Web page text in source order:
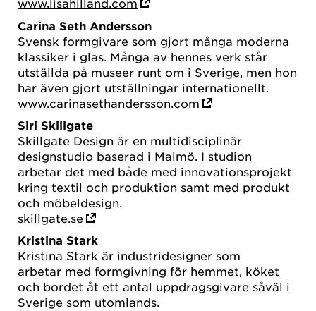
www.lisahilland.com
Carina Seth Andersson
Svensk formgivare som gjort många moderna
klassiker i glas. Många av hennes verk står
utställda på museer runt om i Sverige, men hon
har även gjort utställningar internationellt.
www.carinasethandersson.com
Siri Skillgate
Skillgate Design är en multidisciplinär
designstudio baserad i Malmö. I studion
arbetar det med både med innovationsprojekt
kring textil och produktion samt med produkt
och möbeldesign.
skillgate.se
Kristina Stark
Kristina Stark är industridesigner som
arbetar med formgivning för hemmet, köket
och bordet åt ett antal uppdragsgivare såväl i
Sverige som utomlands.